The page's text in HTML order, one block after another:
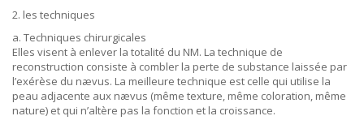
2. les techniques
a. Techniques chirurgicales
Elles visent à enlever la totalité du NM. La technique de
reconstruction consiste à combler la perte de substance laissée par
l’exérèse du nævus. La meilleure technique est celle qui utilise la
peau adjacente aux nævus (même texture, même coloration, même
nature) et qui n’altère pas la fonction et la croissance.